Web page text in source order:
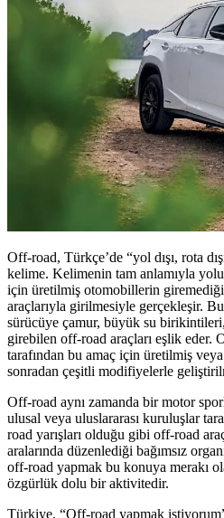
Off-road, Türkçe’de “yol dışı, rota
kelime. Kelimenin tam anlamıyla
için üretilmiş otomobillerin
araçlarıyla girilmesiyle gerçekleşir.
sürücüye çamur, büyük su
girebilen off-road araçları eşlik eder.
tarafından bu amaç için üretilmiş
sonradan çeşitli modifiyelerle
Off-road aynı zamanda bir motor
ulusal veya uluslararası kuruluşlar
road yarışları olduğu gibi off-road
aralarında düzenlediği bağımsız
off-road yapmak bu konuya merakı
özgürlük dolu bir aktivitedir.
Türkiye, “Off-road yapmak